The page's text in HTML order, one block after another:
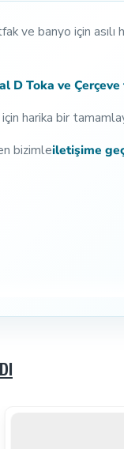
ve banyo için
D Toka ve Çerçeve
harika bir
bizimleiletişime